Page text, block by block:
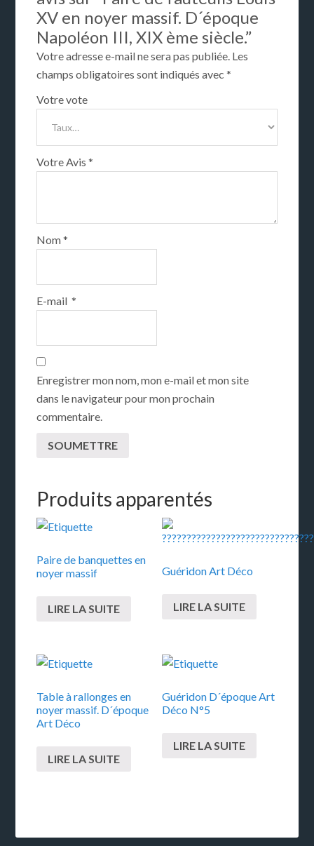
XV en noyer massif. D´époque
Napoléon III, XIX ème siècle.”
Votre adresse e-mail ne sera pas publiée. Les
champs obligatoires sont indiqués avec*
Votre vote
Votre Avis*
Nom*
E-mail*
Enregistrer mon nom, mon e-mail et mon site
dans le navigateur pour mon prochain
commentaire.
Produits apparentés
Paire de banquettes en
noyer massif
LIRE LA SUITE
Guéridon Art Déco
LIRE LA SUITE
Table à rallonges en
noyer massif. D´époque
Art Déco
LIRE LA SUITE
Guéridon D´époque Art
Déco N°5
LIRE LA SUITE